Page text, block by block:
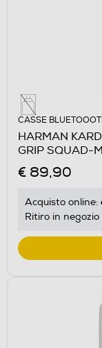
CASSE
HARMAN
GRIP SQUAD-
€ 89,90
Acquisto online:
Ritiro in